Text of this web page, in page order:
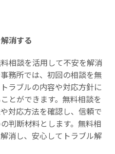
消する
相談を活用して不安を解消
務所では、初回の相談を無
ラブルの内容や対応方針に
とができます。無料相談を
対応方法を確認し、信頼で
判断材料とします。無料相
消し、安心してトラブル解